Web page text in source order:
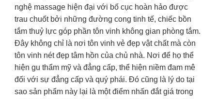
nghệ massage hiện đại với bố cục hoàn hảo được
trau chuốt bởi những đường cong tinh tế, chiếc bồn
tắm thuỷ lực góp phần tôn vinh không gian phòng tắm.
Đây không chỉ là nơi tôn vinh vẻ đẹp vật chất mà còn
tôn vinh nét đẹp tâm hồn của chủ nhà. Nơi để họ thể
hiện gu thẩm mỹ và đẳng cấp, thể hiện niềm đam mê
đối với sự đẳng cấp và quý phái. Đó cũng là lý do tại
sao sản phẩm này lại là một điểm nhấn đắt giá trong